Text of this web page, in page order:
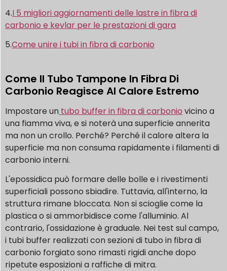
4.I 5 migliori aggiornamenti delle lastre in fibra di
carbonio e kevlar per le prestazioni di gara
5.Come unire i tubi in fibra di carbonio
Come Il Tubo Tampone In Fibra Di
Carbonio Reagisce Al Calore Estremo
Impostare un tubo buffer in fibra di carbonio vicino a
una fiamma viva, e si noterà una superficie annerita
ma non un crollo. Perché? Perché il calore altera la
superficie ma non consuma rapidamente i filamenti di
carbonio interni.
L'epossidica può formare delle bolle e i rivestimenti
superficiali possono sbiadire. Tuttavia, all'interno, la
struttura rimane bloccata. Non si scioglie come la
plastica o si ammorbidisce come l'alluminio. Al
contrario, l'ossidazione è graduale. Nei test sul campo,
i tubi buffer realizzati con sezioni di tubo in fibra di
carbonio forgiato sono rimasti rigidi anche dopo
ripetute esposizioni a raffiche di mitra.